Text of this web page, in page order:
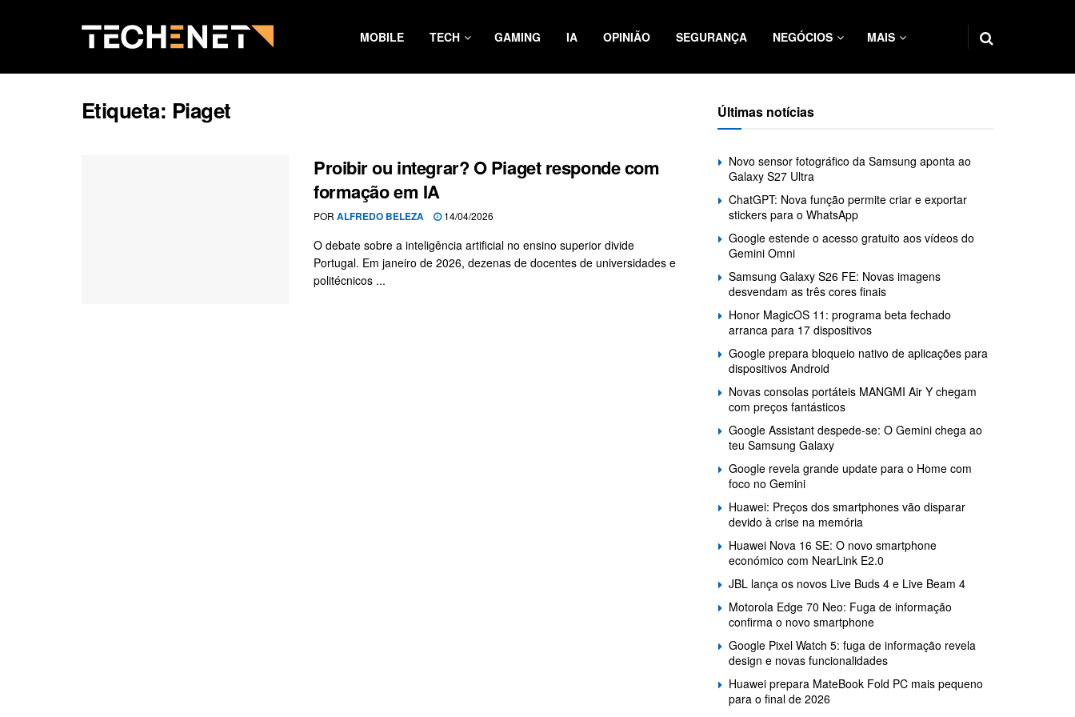
MOBILE TECH GAMING IA OPINIÃO SEGURANÇA NEGÓCIOS MAIS
Etiqueta: Piaget
Proibir ou integrar? O Piaget responde com
formação em IA
POR ALFREDO BELEZA 14/04/2026
O debate sobre a inteligência artificial no ensino superior divide
Portugal. Em janeiro de 2026, dezenas de docentes de universidades e
politécnicos ...
Últimas notícias
Novo sensor fotográfico da Samsung aponta ao
Galaxy S27 Ultra
ChatGPT: Nova função permite criar e exportar
stickers para o WhatsApp
Google estende o acesso gratuito aos vídeos do
Gemini Omni
Samsung Galaxy S26 FE: Novas imagens
desvendam as três cores finais
Honor MagicOS 11: programa beta fechado
arranca para 17 dispositivos
Google prepara bloqueio nativo de aplicações para
dispositivos Android
Novas consolas portáteis MANGMI Air Y chegam
com preços fantásticos
Google Assistant despede-se: O Gemini chega ao
teu Samsung Galaxy
Google revela grande update para o Home com
foco no Gemini
Huawei: Preços dos smartphones vão disparar
devido à crise na memória
Huawei Nova 16 SE: O novo smartphone
económico com NearLink E2.0
JBL lança os novos Live Buds 4 e Live Beam 4
Motorola Edge 70 Neo: Fuga de informação
confirma o novo smartphone
Google Pixel Watch 5: fuga de informação revela
design e novas funcionalidades
Huawei prepara MateBook Fold PC mais pequeno
para o final de 2026